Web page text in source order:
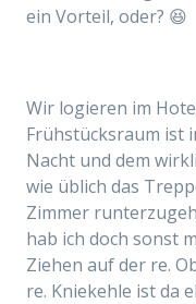
ein Vorteil, oder? 😆
Wir logieren im
Frühstücksraum ist
Nacht und dem
wie üblich das
Zimmer
hab ich doch sonst
Ziehen auf der re.
re. Kniekehle ist da